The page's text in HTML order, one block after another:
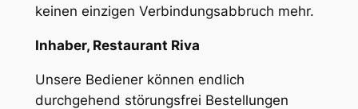
keinen einzigen Verbindungsabbruch mehr.
Inhaber, Restaurant Riva
Unsere Bediener können endlich
durchgehend störungsfrei Bestellungen